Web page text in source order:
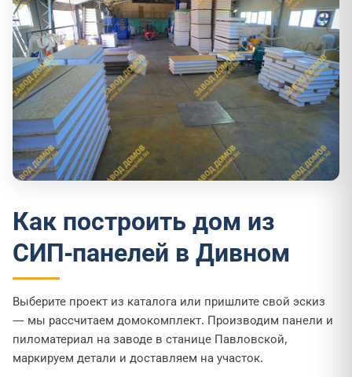
Как построить дом из
СИП-панелей в Дивном
Выберите проект из каталога или пришлите свой эскиз
— мы рассчитаем домокомплект. Производим панели и
пиломатериал на заводе в станице Павловской,
маркируем детали и доставляем на участок.